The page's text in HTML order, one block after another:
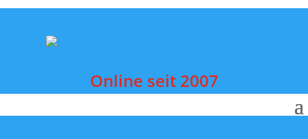
Online seit 2007